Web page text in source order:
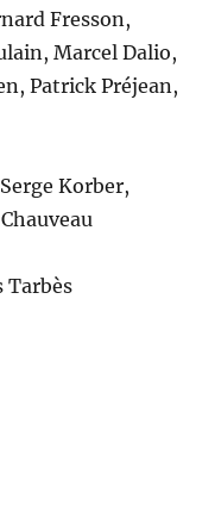
Fresson,
Marcel Dalio,
Patrick Préjean,
Korber,
Tarbès